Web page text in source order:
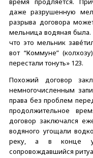
даже разрушенную
разрыва договора
мельница водяная была.
что это мельник
вот “Коммуне”
перестали тонуть» 123.
Похожий договор
немногочисленным
права без проблем
продолжительное
договор заключался
водяного угощали
реку, а в конце
сопровождавшийся